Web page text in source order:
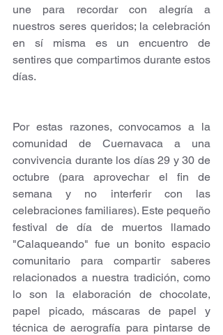
une para recordar con alegría a
nuestros seres queridos; la celebración
en sí misma es un encuentro de
sentires que compartimos durante estos
días.
Por estas razones, convocamos a la
comunidad de Cuernavaca a una
convivencia durante los días 29 y 30 de
octubre (para aprovechar el fin de
semana y no interferir con las
celebraciones familiares). Este pequeño
festival de día de muertos llamado
"Calaqueando" fue un bonito espacio
comunitario para compartir saberes
relacionados a nuestra tradición, como
lo son la elaboración de chocolate,
papel picado, máscaras de papel y
técnica de aerografía para pintarse de